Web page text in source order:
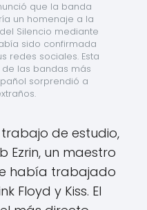
que la banda
un homenaje a la
Silencio mediante
sido confirmada
redes sociales. Esta
las bandas más
sorprendió a
de estudio,
Ezrin, un maestro
había trabajado
Floyd y Kiss. El